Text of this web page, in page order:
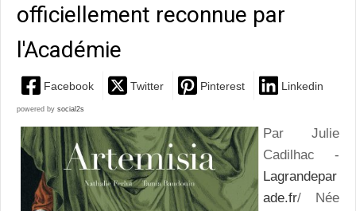
officiellement reconnue par
l'Académie
Facebook Twitter Pinterest Linkedin
powered by social2s
Par Julie
Cadilhac -
Lagrandepar
ade.fr/ Née